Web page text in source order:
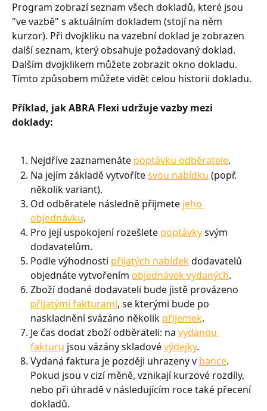
Program zobrazí seznam všech dokladů, které jsou
"ve vazbě" s aktuálním dokladem (stojí na něm
kurzor). Při dvojkliku na vazební doklad je zobrazen
další seznam, který obsahuje požadovaný doklad.
Dalším dvojklikem můžete zobrazit okno dokladu.
Tímto způsobem můžete vidět celou historii dokladu.
Příklad, jak ABRA Flexi udržuje vazby mezi
doklady:
Nejdříve zaznamenáte poptávku odběratele.
Na jejím základě vytvoříte svou nabídku (popř.
několik variant).
Od odběratele následně přijmete jeho
objednávku.
Pro její uspokojení rozešlete poptávky svým
dodavatelům.
Podle výhodnosti přijatých nabídek dodavatelů
objednáte vytvořením objednávek vydaných.
Zboží dodané dodavateli bude jistě provázeno
přijatými fakturami, se kterými bude po
naskladnění svázáno několik příjemek.
Je čas dodat zboží odběrateli: na vydanou
fakturu jsou vázány skladové výdejky.
Vydaná faktura je později uhrazeny v bance.
Pokud jsou v cizí měně, vznikají kurzové rozdíly,
nebo při úhradě v následujícím roce také přecení
dokladů.